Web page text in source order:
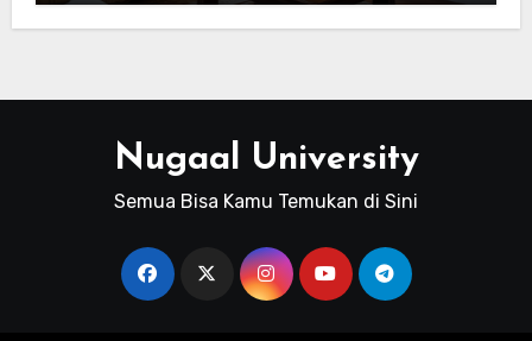
Nugaal University
Semua Bisa Kamu Temukan di Sini